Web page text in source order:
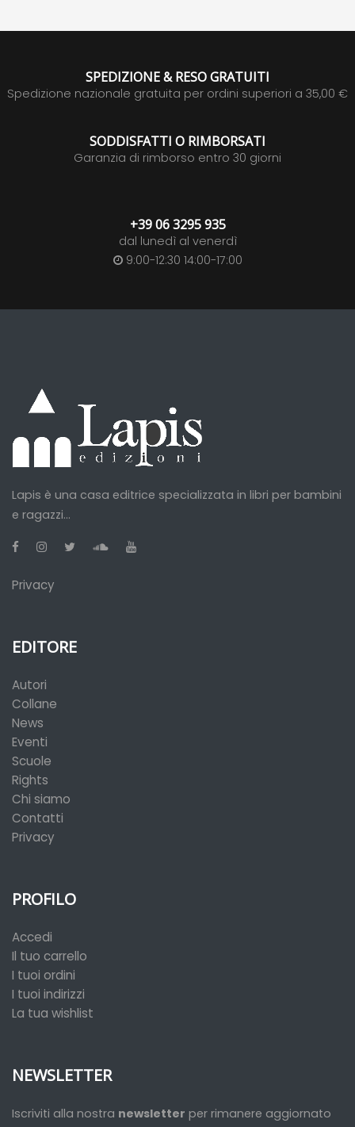
SPEDIZIONE & RESO GRATUITI
Spedizione nazionale gratuita per ordini superiori a 35,00 €
SODDISFATTI O RIMBORSATI
Garanzia di rimborso entro 30 giorni
+39 06 3295 935
dal lunedì al venerdì
9:00-12:30 14:00-17:00
Lapis è una casa editrice specializzata in libri per bambini
e ragazzi...
Privacy
EDITORE
Autori
Collane
News
Eventi
Scuole
Rights
Chi siamo
Contatti
Privacy
PROFILO
Accedi
Il tuo carrello
I tuoi ordini
I tuoi indirizzi
La tua wishlist
NEWSLETTER
Iscriviti alla nostra newsletter per rimanere aggiornato